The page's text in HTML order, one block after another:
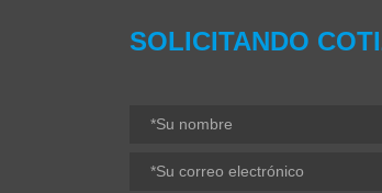
SOLICITANDO